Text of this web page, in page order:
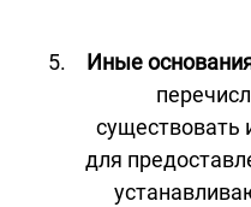
Иные
существовать
для